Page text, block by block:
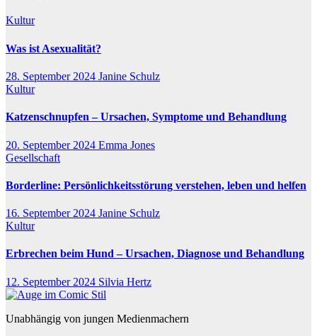
Kultur
Was ist Asexualität?
28. September 2024 Janine Schulz
Kultur
Katzenschnupfen – Ursachen, Symptome und Behandlung
20. September 2024 Emma Jones
Gesellschaft
Borderline: Persönlichkeitsstörung verstehen, leben und helfen
16. September 2024 Janine Schulz
Kultur
Erbrechen beim Hund – Ursachen, Diagnose und Behandlung
12. September 2024 Silvia Hertz
Unabhängig von jungen Medienmachern